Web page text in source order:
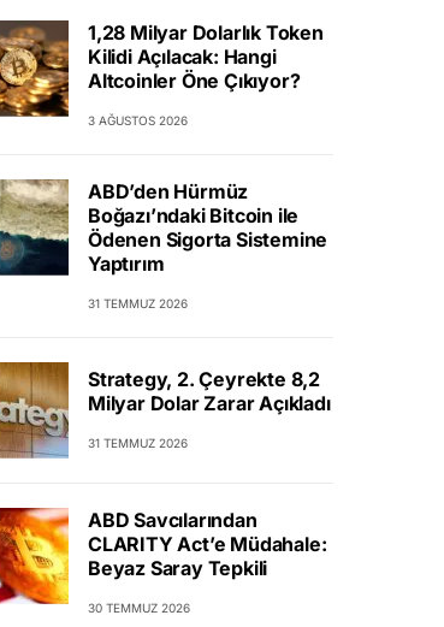
1,28 Milyar Dolarlık Token
Kilidi Açılacak: Hangi
Altcoinler Öne Çıkıyor?
3 AĞUSTOS 2026
ABD’den Hürmüz
Boğazı’ndaki Bitcoin ile
Ödenen Sigorta Sistemine
Yaptırım
31 TEMMUZ 2026
Strategy, 2. Çeyrekte 8,2
Milyar Dolar Zarar Açıkladı
31 TEMMUZ 2026
ABD Savcılarından
CLARITY Act’e Müdahale:
Beyaz Saray Tepkili
30 TEMMUZ 2026